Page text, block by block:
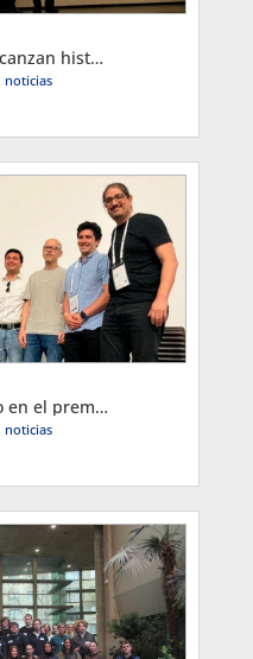
Proyectos U. de Chile alcanzan histórico doble podio mundial en conferencia IFORS y académico ingresó a su Salón de la Fama
noticias
Histórico triunfo chileno en el premio IFORS 2026
noticias